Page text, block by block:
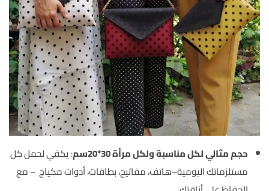
حجم مثالي لكل مناسبة ولكل مرأة 30*20سم
: يكفي لحمل كل
مستلزماتك اليومية–هاتف، مفاتيح، بطاقات، أدوات مكياج – مع